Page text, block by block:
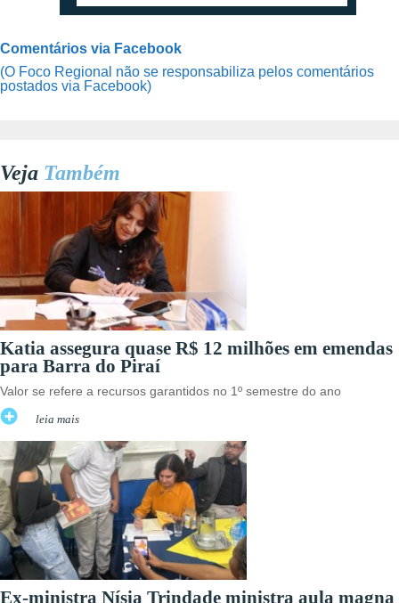
Comentários via Facebook
(O Foco Regional não se responsabiliza pelos comentários
postados via Facebook)
Veja Também
Katia assegura quase R$ 12 milhões em emendas
para Barra do Piraí
Valor se refere a recursos garantidos no 1º semestre do ano
leia mais
Ex-ministra Nísia Trindade ministra aula magna